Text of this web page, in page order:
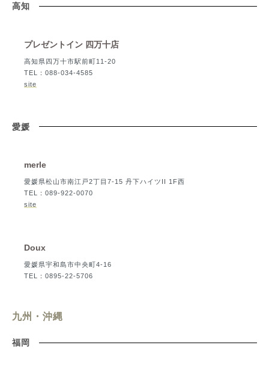
高知
プレゼントイン 四万十店
高知県四万十市駅前町11-20
TEL：088-034-4585
site
愛媛
merle
愛媛県松山市南江戸2丁目7-15 丹下ハイツII 1F西
TEL：089-922-0070
site
Doux
愛媛県宇和島市中央町4-16
TEL：0895-22-5706
九州・沖縄
福岡